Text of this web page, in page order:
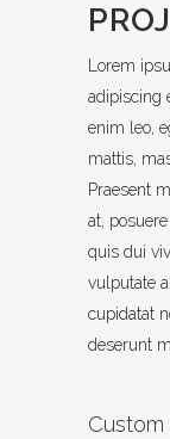
Lorem
adipiscing
enim leo,
mattis,
Praesent
at,
quis dui
vulputate
cupidatat
deserunt
Custom